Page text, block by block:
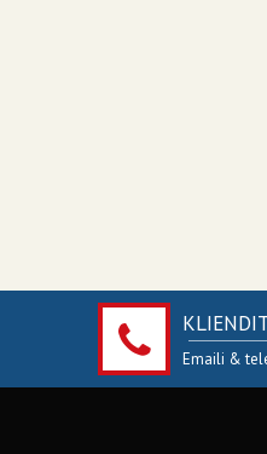
Emaili &